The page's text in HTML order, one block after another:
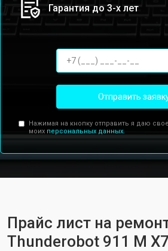
Гарантия до 3-х лет
Отправить
Нажимая на кнопку отправить я даю
моих персональных данных.
Прайс лист на
Thunderobot 911 M X7